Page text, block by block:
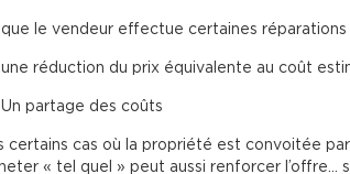
le vendeur effectue certaines réparations
réduction du prix équivalente au coût
partage des coûts
certains cas où la propriété est convoitée
« tel quel » peut aussi renforcer l’offre…